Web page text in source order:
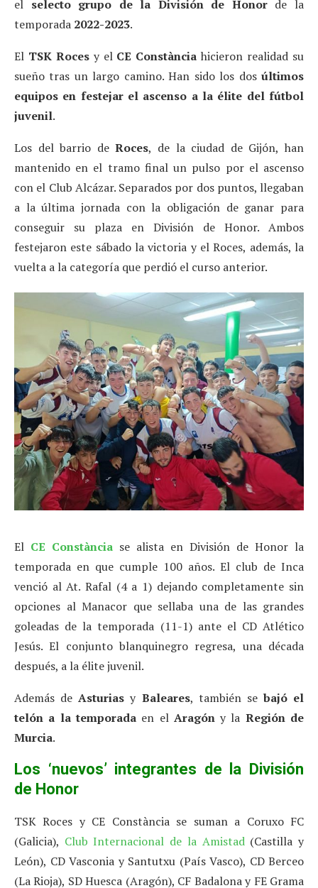
el selecto grupo de la División de Honor de la
temporada 2022-2023.
El TSK Roces y el CE Constància hicieron realidad su
sueño tras un largo camino. Han sido los dos últimos
equipos en festejar el ascenso a la élite del fútbol
juvenil.
Los del barrio deRoces, de la ciudad de Gijón, han
mantenido en el tramo final un pulso por el ascenso
con el Club Alcázar. Separados por dos puntos, llegaban
a la última jornada con la obligación de ganar para
conseguir su plaza en División de Honor. Ambos
festejaron este sábado la victoria y el Roces, además, la
vuelta a la categoría que perdió el curso anterior.
El CE Constància se alista en División de Honor la
temporada en que cumple 100 años. El club de Inca
venció al At. Rafal (4 a 1) dejando completamente sin
opciones al Manacor que sellaba una de las grandes
goleadas de la temporada (11-1) ante el CD Atlético
Jesús. El conjunto blanquinegro regresa, una década
después, a la élite juvenil.
Además deAsturias y Baleares, también se bajó el
telón a la temporadaen el Aragóny la Región de
Murcia.
Los ‘nuevos’ integrantes de la División
de Honor
TSK Roces y CE Constància se suman a Coruxo FC
(Galicia), Club Internacional de la Amistad(Castilla y
León), CD Vasconia y Santutxu (País Vasco), CD Berceo
(La Rioja), SD Huesca (Aragón), CF Badalona y FE Grama